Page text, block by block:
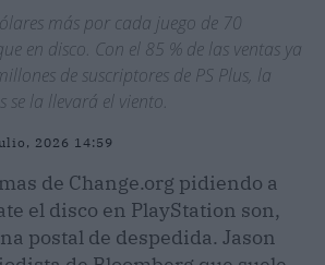
más por cada juego de 70
en disco. Con el 85 % de las ventas ya
de suscriptores de PS Plus, la
se la llevará el viento.
2026 14:59
de Change.org pidiendo a
el disco en PlayStation son,
postal de despedida. Jason